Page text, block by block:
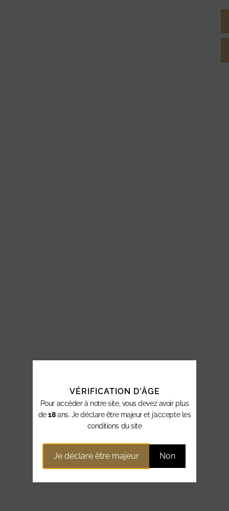
VÉRIFICATION D'ÂGE
Pour accéder à notre site, vous devez avoir plus
de18ans. Je déclare être majeur et j’accepte les
conditions du site
Je déclare être majeur Non